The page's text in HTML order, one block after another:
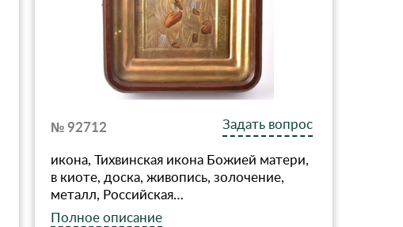
№ 92712
Задать вопрос
икона, Тихвинская икона Божией матери,
в киоте, доска, живопиcь, золочение,
металл, Российская…
Полное описание